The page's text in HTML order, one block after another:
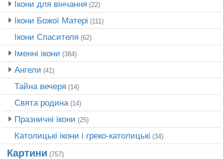
Ікони для вінчання (22)
Ікони Божої Матері (111)
Ікони Спасителя (62)
Іменні ікони (384)
Ангели (41)
Тайна вечеря (14)
Свята родина (14)
Празничні ікони (25)
Католицькі ікони і греко-католицькі (34)
Картини (757)